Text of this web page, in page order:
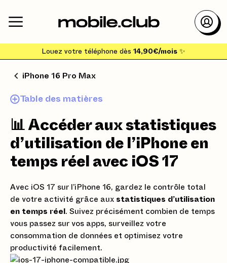
Louez votre téléphone dès 14,90€/mois ✨
iPhone 16 Pro Max
Table des matières
📊 Accéder aux statistiques
d’utilisation de l’iPhone en
temps réel avec iOS 17
Avec iOS 17 sur l’iPhone 16, gardez le contrôle total
de votre activité grâce aux statistiques d’utilisation
en temps réel . Suivez précisément combien de temps
vous passez sur vos apps, surveillez votre
consommation de données et optimisez votre
productivité facilement.